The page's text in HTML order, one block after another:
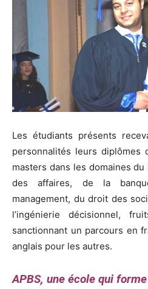
Les étudiants présents
personnalités leurs diplômes
masters dans les domaines
des affaires, de la
management, du droit des
l’ingénierie décisionnel,
sanctionnant un parcours en
anglais pour les autres.
APBS, une école qui